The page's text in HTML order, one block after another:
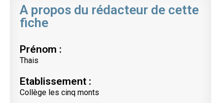
A propos du rédacteur de cette
fiche
Prénom :
Thais
Etablissement :
Collège les cinq monts